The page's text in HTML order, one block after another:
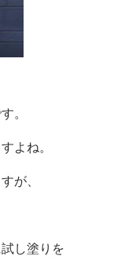
。
よね。
が、
し塗りを